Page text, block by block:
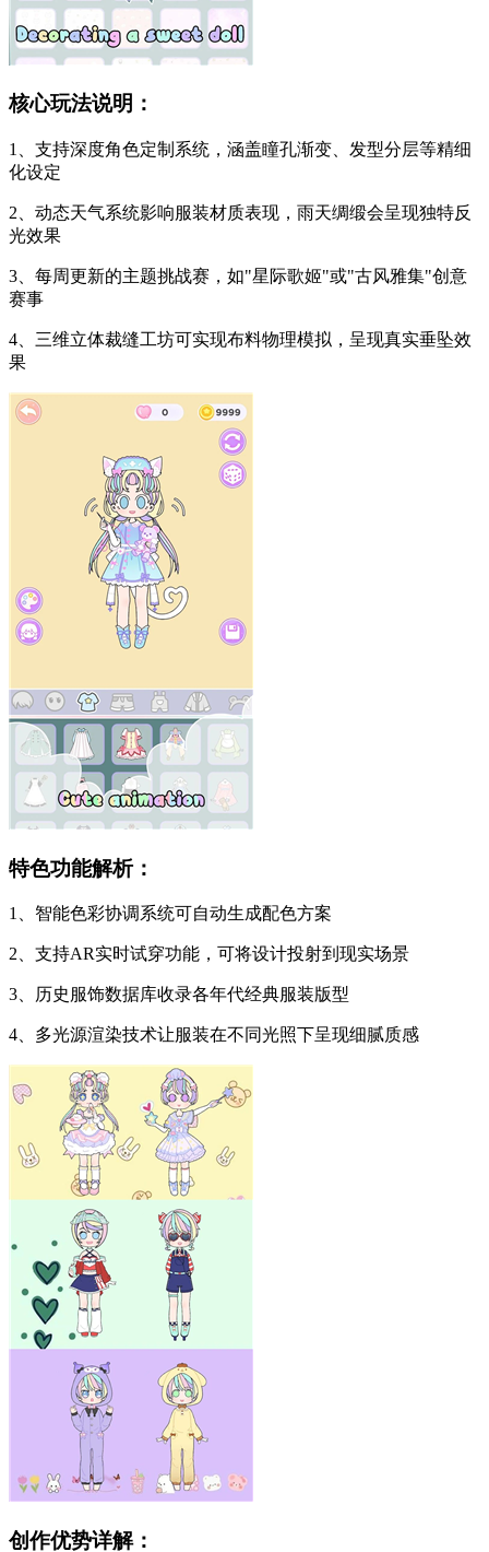
核心玩法说明：
1、支持深度角色定制系统，涵盖瞳孔渐变、发型分层等精细
化设定
2、动态天气系统影响服装材质表现，雨天绸缎会呈现独特反
光效果
3、每周更新的主题挑战赛，如"星际歌姬"或"古风雅集"创意
赛事
4、三维立体裁缝工坊可实现布料物理模拟，呈现真实垂坠效
果
特色功能解析：
1、智能色彩协调系统可自动生成配色方案
2、支持AR实时试穿功能，可将设计投射到现实场景
3、历史服饰数据库收录各年代经典服装版型
4、多光源渲染技术让服装在不同光照下呈现细腻质感
创作优势详解：